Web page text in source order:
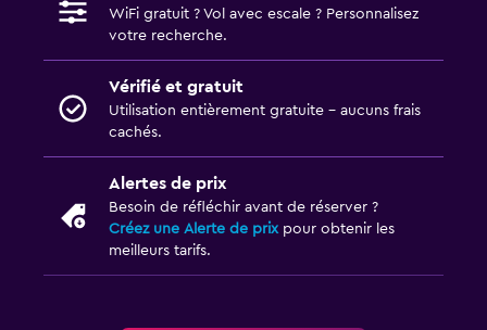
WiFi gratuit ? Vol avec escale ? Personnalisez
votre recherche.
Vérifié et gratuit
Utilisation entièrement gratuite - aucuns frais
cachés.
Alertes de prix
Besoin de réfléchir avant de réserver ?
Créez une Alerte de prix pour obtenir les
meilleurs tarifs.